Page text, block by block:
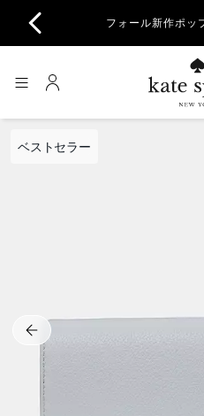
フォール新作ポッ
ベストセラー